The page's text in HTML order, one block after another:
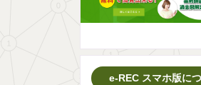
e-REC スマホ版に